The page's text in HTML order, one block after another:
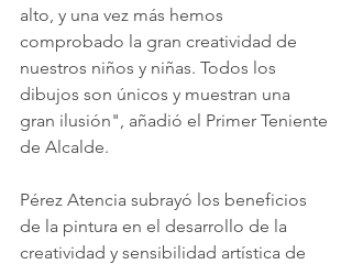
alto, y una vez más hemos
comprobado la gran creatividad de
nuestros niños y niñas. Todos los
dibujos son únicos y muestran una
gran ilusión", añadió el Primer Teniente
de Alcalde.
Pérez Atencia subrayó los beneficios
de la pintura en el desarrollo de la
creatividad y sensibilidad artística de